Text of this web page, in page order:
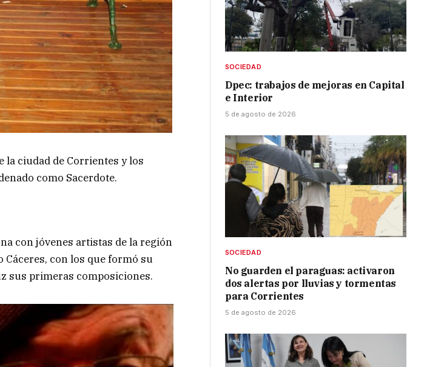
la ciudad de Corrientes y los
como Sacerdote.
con jóvenes artistas de la región
Cáceres, con los que formó su
sus primeras composiciones.
SOCIEDAD
Dpec: trabajos de mejoras en Capital
e Interior
5 de agosto de 2026
SOCIEDAD
No guarden el paraguas: activaron
dos alertas por lluvias y tormentas
para Corrientes
5 de agosto de 2026